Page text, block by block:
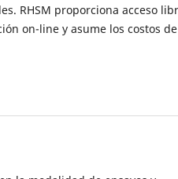
RHSM proporciona acceso
on-line y asume los costos de